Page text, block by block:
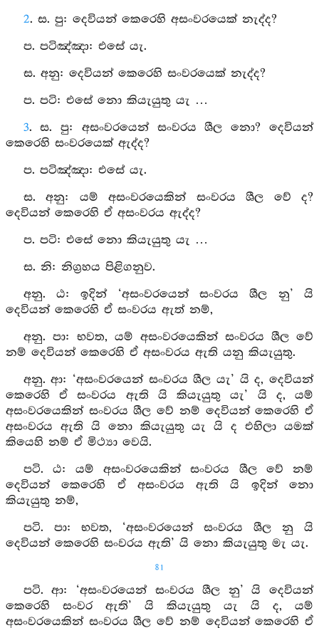
2. ස. පු: දෙවියන් කෙරෙහි අසංවරයෙක් නැද්ද?
ප. පටිඤ්ඤා: එසේ යැ.
ස. අනු: දෙවියන් කෙරෙහි සංවරයෙක් නැද්ද?
ප. පටි: එසේ නො කියැයුතු යැ …
3. ස. පු: අසංවරයෙන් සංවරය ශීල නො? දෙවියන්
කෙරෙහි සංවරයෙක් ඇද්ද?
ප. පටිඤ්ඤා: එසේ යැ.
ස. අනු: යම් අසංවරයෙකින් සංවරය ශීල වේ ද?
දෙවියන් කෙරෙහි ඒ අසංවරය ඇද්ද?
ප. පටි: එසේ නො කියැයුතු යැ …
ස. නි: නිග්‍රහය පිළිගනුව.
අනු. ඨ: ඉදින් ‘අසංවරයෙන් සංවරය ශීල නු’ යි
දෙවියන් කෙරෙහි ඒ සංවරය ඇත් නම්,
අනු. පා: භවත, යම් අසංවරයෙකින් සංවරය ශීල වේ
නම් දෙවියන් කෙරෙහි ඒ අසංවරය ඇති යනු කියැයුතු.
අනු. ආ: ‘අසංවරයෙන් සංවරය ශීල යැ’ යි ද, දෙවියන්
කෙරෙහි ඒ සංවරය ඇති යි කියැයුතු යැ’ යි ද, යම්
අසංවරයෙකින් සංවරය ශීල වේ නම් දෙවියන් කෙරෙහි ඒ
අසංවරය ඇති යි නො කියැයුතු යැ යි ද එහිලා යමක්
කියෙහි නම් ඒ මිථ්‍යා වෙයි.
පටි. ඨ: යම් අසංවරයෙකින් සංවරය ශීල වේ නම්
දෙවියන් කෙරෙහි ඒ අසංවරය ඇති යි ඉදින් නො
කියැයුතු නම්,
පටි. පා: භවත, ‘අසංවරයෙන් සංවරය ශීල නු යි
දෙවියන් කෙරෙහි සංවරය ඇති’ යි නො කියැයුතු මැ යැ.
81
පටි. ආ: ‘අසංවරයෙන් සංවරය ශීල නු’ යි දෙවියන්
කෙරෙහි සංවර ඇති’ යි කියැයුතු යැ යි ද, යම්
අසංවරයෙකින් සංවරය ශීල වේ නම් දෙවියන් කෙරෙහි ඒ